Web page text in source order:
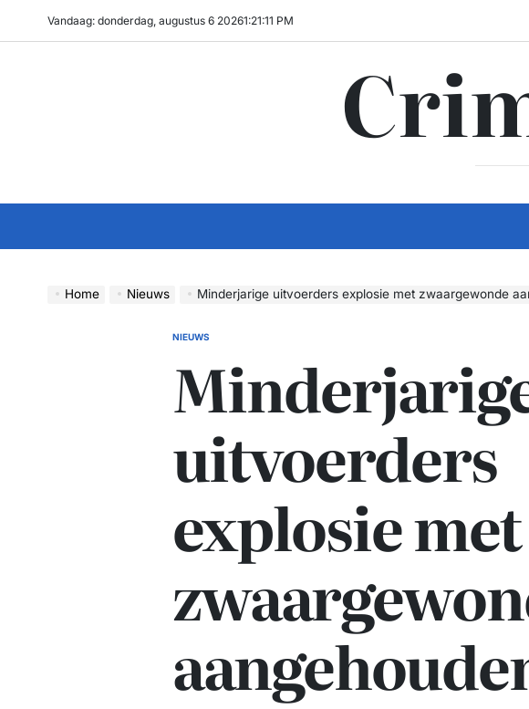
Vandaag: donderdag, augustus 6 20261:21:12 PM
Home Nieuws Minderjarige uitvoerders explosie met zwaargewonde
GEPLAATST
NIEUWS
uitvoerders
explosie met